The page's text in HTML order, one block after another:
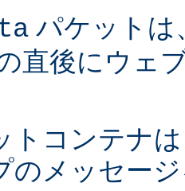
パケットは
直後にウェ
トコンテナ
のメッセー